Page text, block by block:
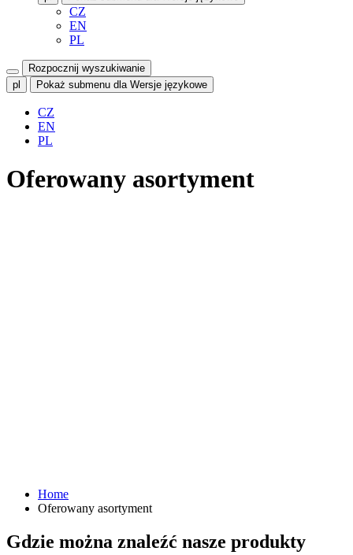
CZ
EN
PL
Rozpocznij wyszukiwanie
pl
Pokaż submenu dla Wersje językowe
CZ
EN
PL
Oferowany asortyment
Home
Oferowany asortyment
Gdzie można znaleźć nasze produkty